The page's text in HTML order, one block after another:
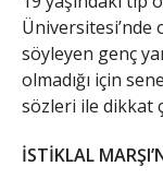
söyleyen genç
olmadığı için
sözleri ile dikkat
İSTİKLAL